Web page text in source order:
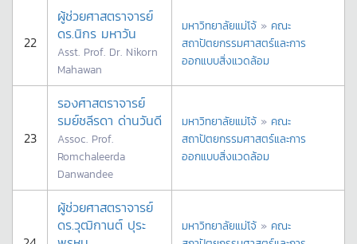
22
ผู้ช่วยศาสตราจารย์
ดร.นิกร มหาวัน
Asst. Prof. Dr. Nikorn
Mahawan
มหาวิทยาลัยแม่โจ้ » คณะ
สถาปัตยกรรมศาสตร์และการ
ออกแบบสิ่งแวดล้อม
23
รองศาสตราจารย์
รมย์ชลีรดา ด่านวันดี
Assoc. Prof.
Romchaleerda
Danwandee
มหาวิทยาลัยแม่โจ้ » คณะ
สถาปัตยกรรมศาสตร์และการ
ออกแบบสิ่งแวดล้อม
ผู้ช่วยศาสตราจารย์
ดร.วุฒิกานต์ ปุระ
มหาวิทยาลัยแม่โจ้ » คณะ